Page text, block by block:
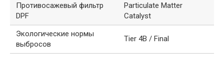
Противосажевый фильтр
DPF
Particulate Matter
Catalyst
Экологические нормы
выбросов
Tier 4B / Final